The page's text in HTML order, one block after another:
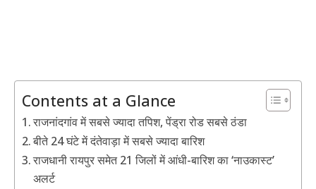
Contents at a Glance
राजनांदगांव में सबसे ज्यादा तपिश, पेंड्रा रोड सबसे ठंडा
बीते 24 घंटे में दंतेवाड़ा में सबसे ज्यादा बारिश
राजधानी रायपुर समेत 21 जिलों में आंधी-बारिश का ‘नाउकास्ट’
अलर्ट